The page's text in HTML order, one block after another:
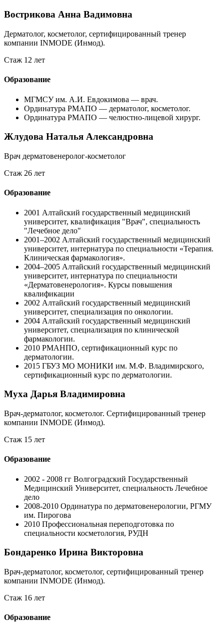
Вострикова Анна Вадимовна
Дерматолог, косметолог, сертифицированный тренер
компании INMODE (Инмод).
Стаж 12 лет
Образование
МГМСУ им. А.И. Евдокимова — врач.
Ординатура РМАПО — дерматолог, косметолог.
Ординатура РМАПО — челюстно-лицевой хирург.
Жлудова Наталья Александровна
Врач дерматовенеролог-косметолог
Стаж 26 лет
Образование
2001 Алтайский государственный медицинский
университет, квалификация "Врач", специальность
"Лечебное дело"
2001–2002 Алтайский государственный медицинский
университет, интернатура по специальности «Терапия.
Клиническая фармакология».
2004–2005 Алтайский государственный медицинский
университет, интернатура по специальности
«Дерматовенерология». Курсы повышения
квалификации
2002 Алтайский государственный медицинский
университет, специализация по онкологии.
2004 Алтайский государственный медицинский
университет, специализация по клинической
фармакологии.
2010 РМАНПО, сертификационный курс по
дерматологии.
2015 ГБУЗ МО МОНИКИ им. М.Ф. Владимирского,
сертификационный курс по дерматологии.
Муха Дарья Владимировна
Врач-дерматолог, косметолог. Cертифицированный тренер
компании INMODE (Инмод).
Стаж 15 лет
Образование
2002 - 2008 гг Волгоградский Государственный
Медицинский Университет, специальность Лечебное
дело
2008-2010 Ординатура по дерматовенерологии, РГМУ
им. Пирогова
2010 Профессиональная переподготовка по
специальности косметология, РУДН
Бондаренко Ирина Викторовна
Врач-дерматолог, косметолог, сертифицированный тренер
компании INMODE (Инмод).
Стаж 16 лет
Образование